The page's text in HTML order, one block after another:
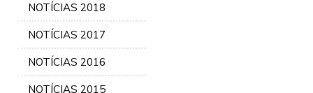
NOTÍCIAS 2018
NOTÍCIAS 2017
NOTÍCIAS 2016
NOTÍCIAS 2015